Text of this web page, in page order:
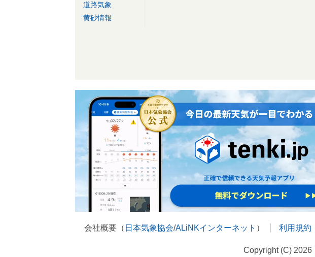
道路気象
黄砂情報
会社概要（ 日本気象協会/ALiNKインターネット ） 利用規約
Copyright (C) 2026